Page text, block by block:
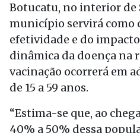
Botucatu, no interior de
município servirá como
efetividade e do
dinâmica da doença na
vacinação ocorrerá em
de 15 a 59 anos.
“Estima-se que, ao
40% a 50% dessa